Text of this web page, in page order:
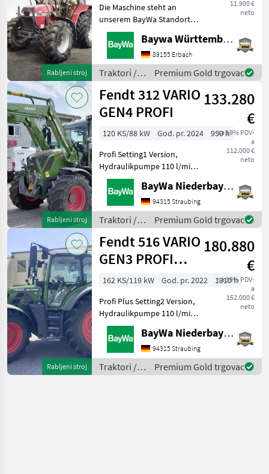
Rabljeni stroj
11.900 €
neto
Die Maschine steht an
unserem BayWa Standort in
DE-89155 Erbach.Gerne
steht Ihnen Herr Straub
unter Tel.: 07305 173 52 für
Ihre Anfrage zur
Verfügung!Case Maxxum
512
Baywa Württemberg
89155 Erbach
Traktori /
Case IH
Premium Gold trgovac
Rabljeni stroj
Fendt 312 VARIO
GEN4 PROFI
133.280
€
sa 19% PDV-
a
112.000 €
neto
120 KS/88 kW God. pr. 2024
950 h
Profi Setting1 Version,
Hydraulikpumpe 110 l/min,
Diese Maschine steht an
unserem BayWa Standort in
Eggenfelden.Gerne steht
Ihnen Herr Trieflinger Tel.
01
BayWa Niederbayern
94315 Straubing
Traktori /
Fendt
Premium Gold trgovac
Rabljeni stroj
Fendt 516 VARIO
GEN3 PROFI
PLUS
180.880
€
sa 19% PDV-
a
152.000 €
neto
162 KS/119 kW God. pr. 2022
1310 h
Profi Plus Setting2 Version,
Hydraulikpumpe 110 l/min,
Spurführung RTK Novatel,
Section Control,
Frontladeranbauteile Fendt
Cargo, Diese Maschine steht
an unserem Bay
BayWa Niederbayern
94315 Straubing
Traktori /
Fendt
Premium Gold trgovac